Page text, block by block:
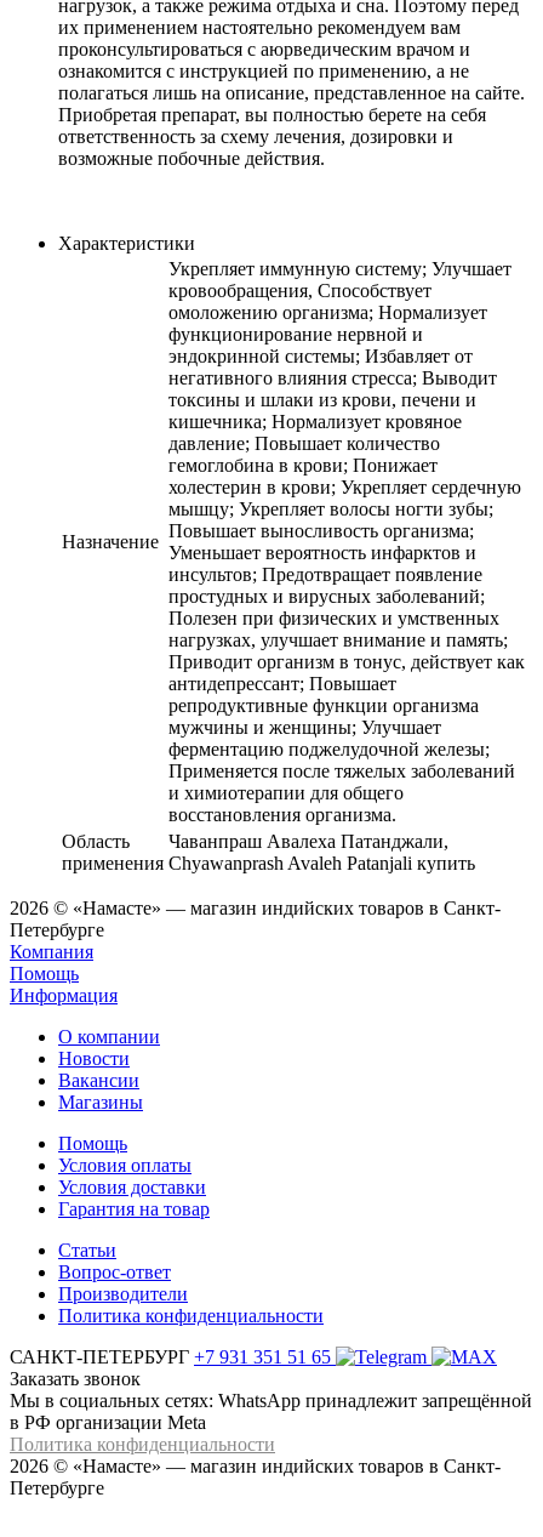
нагрузок, а также режима отдыха и сна. Поэтому перед
их применением настоятельно рекомендуем вам
проконсультироваться с аюрведическим врачом и
ознакомится с инструкцией по применению, а не
полагаться лишь на описание, представленное на сайте.
Приобретая препарат, вы полностью берете на себя
ответственность за схему лечения, дозировки и
возможные побочные действия.
Характеристики
Назначение
Укрепляет иммунную систему; Улучшает
кровообращения, Способствует
омоложению организма; Нормализует
функционирование нервной и
эндокринной системы; Избавляет от
негативного влияния стресса; Выводит
токсины и шлаки из крови, печени и
кишечника; Нормализует кровяное
давление; Повышает количество
гемоглобина в крови; Понижает
холестерин в крови; Укрепляет сердечную
мышцу; Укрепляет волосы ногти зубы;
Повышает выносливость организма;
Уменьшает вероятность инфарктов и
инсультов; Предотвращает появление
простудных и вирусных заболеваний;
Полезен при физических и умственных
нагрузках, улучшает внимание и память;
Приводит организм в тонус, действует как
антидепрессант; Повышает
репродуктивные функции организма
мужчины и женщины; Улучшает
ферментацию поджелудочной железы;
Применяется после тяжелых заболеваний
и химиотерапии для общего
восстановления организма.
Область
применения
Чаванпраш Авалеха Патанджали,
Chyawanprash Avaleh Patanjali купить
2026 © «Намасте» — магазин индийских товаров в Санкт-
Петербурге
Компания
Помощь
Информация
О компании
Новости
Вакансии
Магазины
Помощь
Условия оплаты
Условия доставки
Гарантия на товар
Статьи
Вопрос-ответ
Производители
Политика конфиденциальности
САНКТ-ПЕТЕРБУРГ +7 931 351 51 65
Заказать звонок
Мы в социальных сетях: WhatsApp принадлежит запрещённой
в РФ организации Meta
Политика конфиденциальности
2026 © «Намасте» — магазин индийских товаров в Санкт-
Петербурге